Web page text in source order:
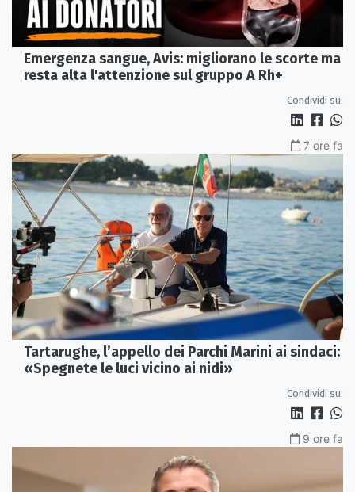
Emergenza sangue, Avis: migliorano le scorte ma
resta alta l'attenzione sul gruppo A Rh+
Condividi su:
7 ore fa
Tartarughe, l’appello dei Parchi Marini ai sindaci:
«Spegnete le luci vicino ai nidi»
Condividi su:
9 ore fa